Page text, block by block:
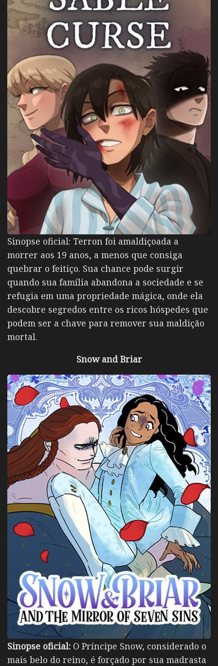
Sinopse oficial: Terron foi amaldiçoada a
morrer aos 19 anos, a menos que consiga
quebrar o feitiço. Sua chance pode surgir
quando sua família abandona a sociedade e se
refugia em uma propriedade mágica, onde ela
descobre segredos entre os ricos hóspedes que
podem ser a chave para remover sua maldição
mortal.
Snow and Briar
Sinopse oficial: O Príncipe Snow, considerado o
mais belo do reino, é forçado por sua madrasta